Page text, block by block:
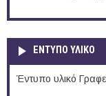
ΕΝΤΥΠΟ ΥΛΙΚΟ
Έντυπο υλικό